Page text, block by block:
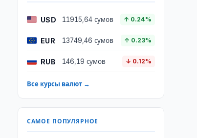
USD 11915,64 сумов ↑ 0.24%
EUR 13749,46 сумов ↑ 0.23%
RUB 146,19 сумов ↓ 0.12%
Все курсы валют →
САМОЕ ПОПУЛЯРНОЕ